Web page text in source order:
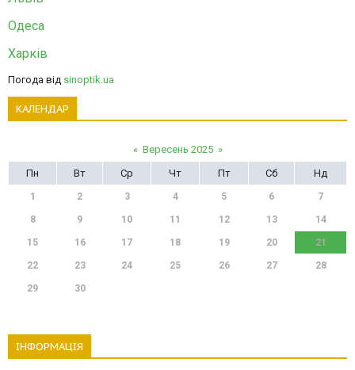
Одеса
Харків
Погода від sinoptik.ua
КАЛЕНДАР
« Вересень 2025 »
Пн
Вт Ср Чт Пт Сб Нд
1 2 3 4 5 6 7
8 9 10 11 12 13 14
15 16 17 18 19 20 21
22 23 24 25 26 27 28
29 30
ІНФОРМАЦІЯ